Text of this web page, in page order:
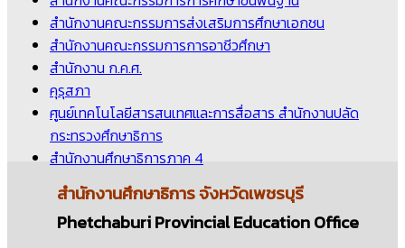
สำนักงานคณะกรรมการส่งเสริมการศึกษาเอกชน
สำนักงานคณะกรรมการการอาชีวศึกษา
สำนักงาน ก.ค.ศ.
คุรุสภา
ศูนย์เทคโนโลยีสารสนเทศและการสื่อสาร สำนักงานปลัด
กระทรวงศึกษาธิการ
สำนักงานศึกษาธิการภาค 4
สำนักงานศึกษาธิการจังหวัดเพชรบุรี
Phetchaburi Provincial Education Office